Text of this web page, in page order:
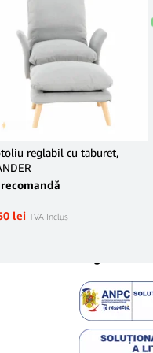
reglabil cu taburet,
lei TVA Inclus